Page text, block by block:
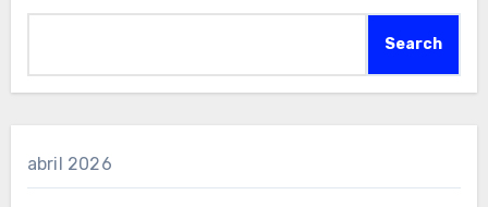
Search
abril 2026